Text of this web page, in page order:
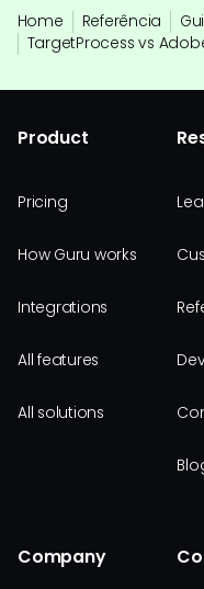
Home Referência
TargetProcess vs
Product
Pricing
How Guru works
Integrations
All features
All solutions
Company